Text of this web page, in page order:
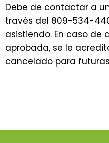
Debe de contactar a
través del 809-534-
asistiendo. En caso de
aprobada, se le
cancelado para